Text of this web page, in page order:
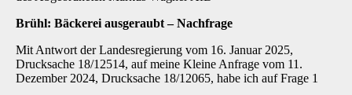
Brühl: Bäckerei ausgeraubt–Nachfrage
Mit Antwort der Landesregierung vom 16. Januar 2025,
Drucksache 18/12514, auf meine Kleine Anfrage vom 11.
Dezember 2024, Drucksache 18/12065, habe ich auf Frage 1